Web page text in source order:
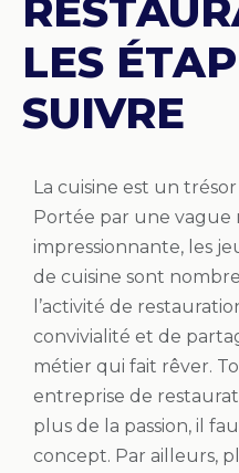
LES
SUIVRE
La cuisine est un
Portée par une vague
impressionnante, les
de cuisine sont
l’activité de
convivialité et de
métier qui fait rêver.
entreprise de
plus de la passion, il
concept. Par ailleurs,